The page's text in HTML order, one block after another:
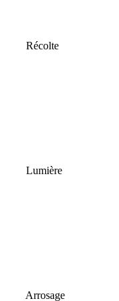
Récolte
Lumière
Arrosage